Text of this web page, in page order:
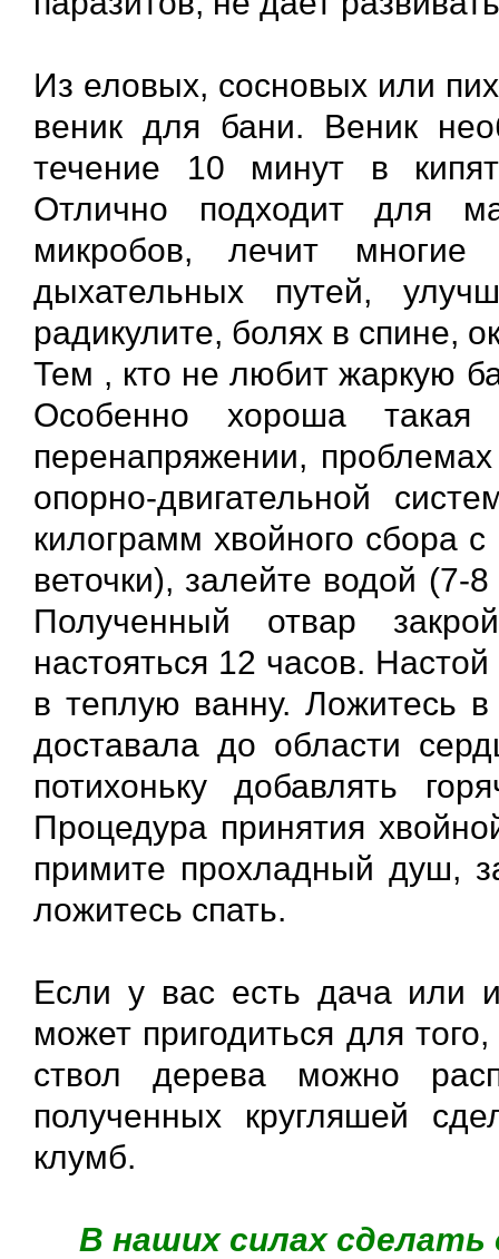
Из еловых, сосновых или
веник для бани. Веник
течение 10 минут в
Отлично подходит для
микробов, лечит многие
дыхательных путей,
радикулите, болях в спине,
Тем , кто не любит жаркую
Особенно хороша
перенапряжении,
опорно-двигательной
килограмм хвойного сбора
веточки), залейте водой (7-
Полученный отвар
настояться 12 часов.
в теплую ванну. Ложитесь
доставала до области
потихоньку добавлять
Процедура принятия
примите прохладный душ,
ложитесь спать.
Если у вас есть дача или
может пригодиться для
ствол дерева можно
полученных кругляшей
клумб.
В наших силах